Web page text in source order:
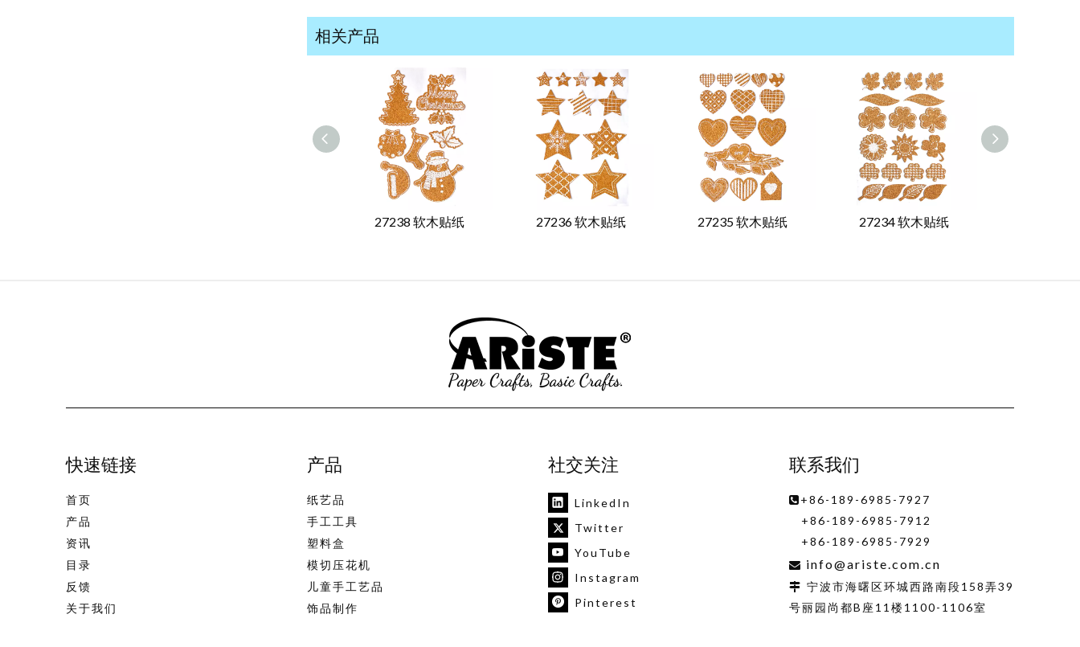
相关产品
27238 软木贴纸 27236 软木贴纸 27235 软木贴纸 27234 软木贴纸
快速链接
首页
产品
资讯
目录
反馈
关于我们
产品
纸艺品
手工工具
塑料盒
模切压花机
儿童手工艺品
饰品制作
社交关注
LinkedIn
Twitter
YouTube
Instagram
Pinterest
联系我们
 +86-189-6985-7927
+86-189-6985-7912
+86-189-6985-7929
 info@ariste.com.cn
 宁波市海曙区环城西路南段158弄39
号丽园尚都B座11楼1100-1106室